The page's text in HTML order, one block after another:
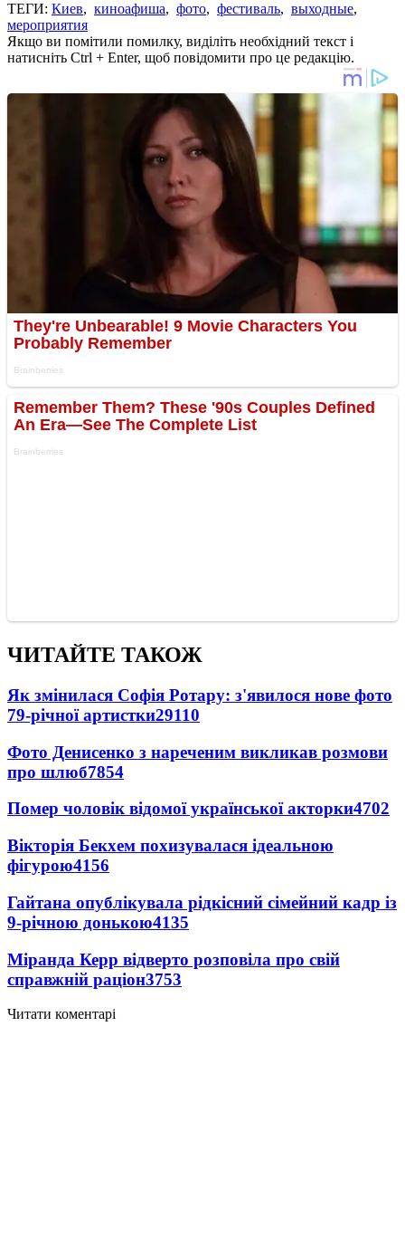
ТЕГИ: Киев, киноафиша, фото, фестиваль, выходные,
мероприятия
Якщо ви помітили помилку, виділіть необхідний текст і
натисніть Ctrl + Enter, щоб повідомити про це редакцію.
ЧИТАЙТЕ ТАКОЖ
Як змінилася Софія Ротару: з'явилося нове фото
79-річної артистки29110
Фото Денисенко з нареченим викликав розмови
про шлюб7854
Помер чоловік відомої української акторки4702
Вікторія Бекхем похизувалася ідеальною
фігурою4156
Гайтана опублікувала рідкісний сімейний кадр із
9-річною донькою4135
Міранда Керр відверто розповіла про свій
справжній раціон3753
Читати коментарі